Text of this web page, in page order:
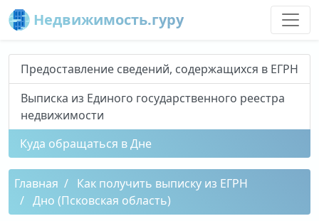
Недвижимость.гуру
Предоставление сведений, содержащихся в ЕГРН
Выписка из Единого государственного реестра
недвижимости
Куда обращаться в Дне
Главная
Как получить выписку из ЕГРН
Дно (Псковская область)